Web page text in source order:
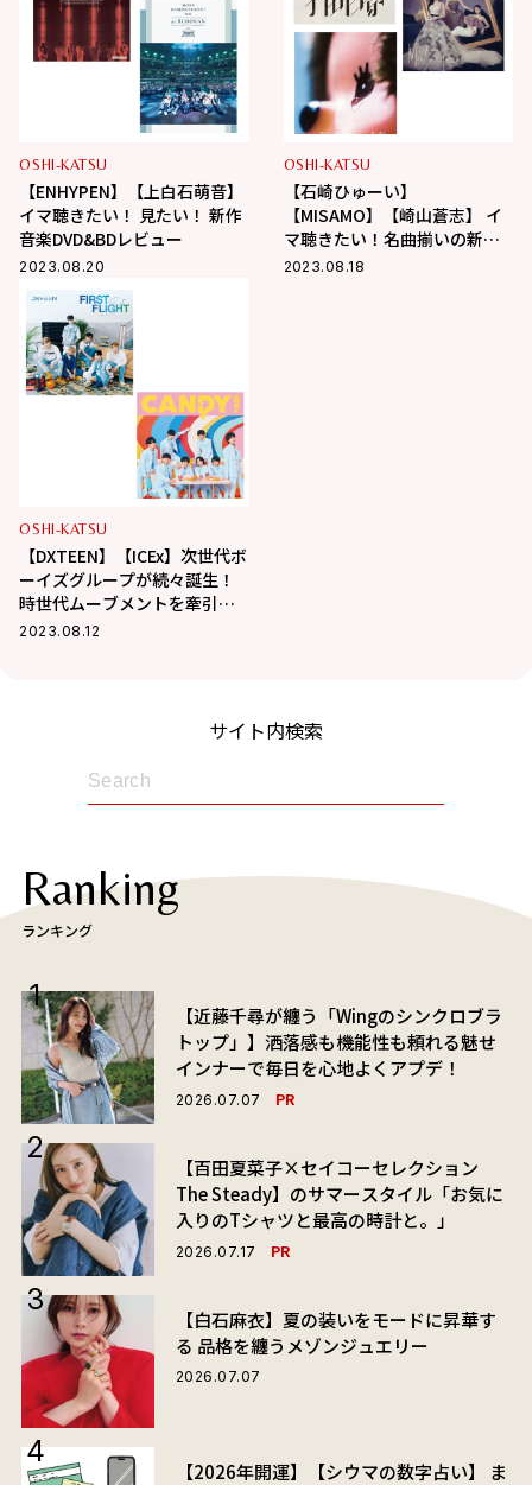
OSHI-KATSU
【ENHYPEN】【上白石萌音】
イマ聴きたい！ 見たい！ 新作
音楽DVD&BDレビュー
2023.08.20
OSHI-KATSU
【石崎ひゅーい】
【MISAMO】【崎山蒼志】 イ
マ聴きたい！名曲揃いの新作
音楽アルバム3選
2023.08.18
OSHI-KATSU
【DXTEEN】【ICEx】次世代ボ
ーイズグループが続々誕生！
時世代ムーブメントを牽引し
そうな2組を紹介
2023.08.12
サイト内検索
Ranking
ランキング
【近藤千尋が纏う「Wingのシンクロブラ
トップ」】洒落感も機能性も頼れる魅せ
インナーで毎日を心地よくアプデ！
2026.07.07 PR
【百田夏菜子×セイコーセレクション
The Steady】のサマースタイル「お気に
入りのTシャツと最高の時計と。」
2026.07.17 PR
【白石麻衣】夏の装いをモードに昇華す
る 品格を纏うメゾンジュエリー
2026.07.07
【2026年開運】【シウマの数字占い】 ま